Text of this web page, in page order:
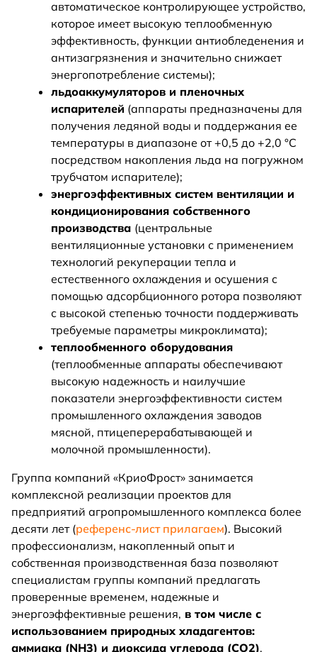
автоматическое контролирующее устройство,
которое имеет высокую теплообменную
эффективность, функции антиобледенения и
антизагрязнения и значительно снижает
энергопотребление системы);
льдоаккумуляторов и пленочных
испарителей (аппараты предназначены для
получения ледяной воды и поддержания ее
температуры в диапазоне от +0,5 до +2,0 °С
посредством накопления льда на погружном
трубчатом испарителе);
энергоэффективных систем вентиляции и
кондиционирования собственного
производства (центральные
вентиляционные установки с применением
технологий рекуперации тепла и
естественного охлаждения и осушения с
помощью адсорбционного ротора позволяют
с высокой степенью точности поддерживать
требуемые параметры микроклимата);
теплообменного оборудования
(теплообменные аппараты обеспечивают
высокую надежность и наилучшие
показатели энергоэффективности систем
промышленного охлаждения заводов
мясной, птицеперерабатывающей и
молочной промышленности).
Группа компаний «КриоФрост» занимается
комплексной реализации проектов для
предприятий агропромышленного комплекса более
десяти лет (референс-лист прилагаем). Высокий
профессионализм, накопленный опыт и
собственная производственная база позволяют
специалистам группы компаний предлагать
проверенные временем, надежные и
энергоэффективные решения, в том числе с
использованием природных хладагентов:
аммиака (NH3) и диоксида углерода (СО2).